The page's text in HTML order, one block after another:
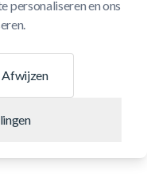
personaliseren en ons
Afwijzen